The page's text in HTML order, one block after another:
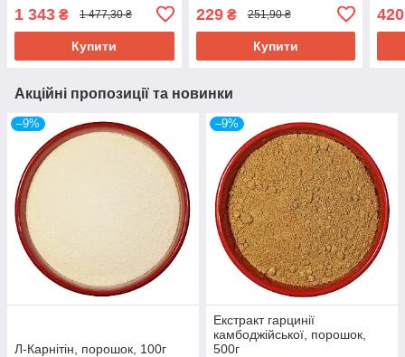
1 343 ₴ 1 477,30 ₴
Купити
229₴ 251,90 ₴
Купити
Акційні пропозиції та новинки
–9%
Л-Карнітін, порошок, 100г
–9%
Екстракт гарцинії
камбоджійської, порошок,
500г